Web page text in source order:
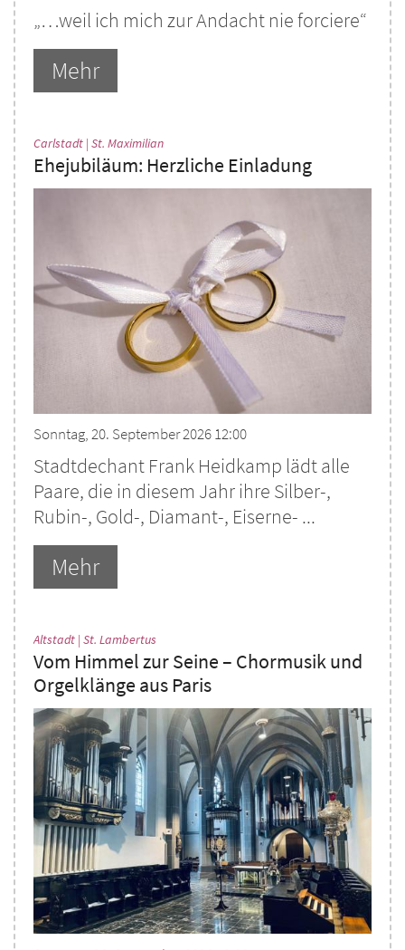
„…weil ich mich zur Andacht nie forciere“
Mehr
Carlstadt | St. Maximilian:
Ehejubiläum: Herzliche Einladung
Sonntag, 20. September 2026 12:00
Stadtdechant Frank Heidkamp lädt alle
Paare, die in diesem Jahr ihre Silber-,
Rubin-, Gold-, Diamant-, Eiserne- ...
Mehr
Altstadt | St. Lambertus
Vom Himmel zur Seine – Chormusik und
Orgelklänge aus Paris